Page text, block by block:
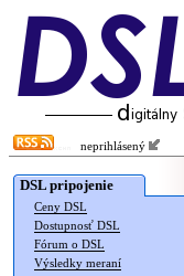
neprihlásený
DSL pripojenie
Ceny DSL
Dostupnosť DSL
Fórum o DSL
Výsledky meraní